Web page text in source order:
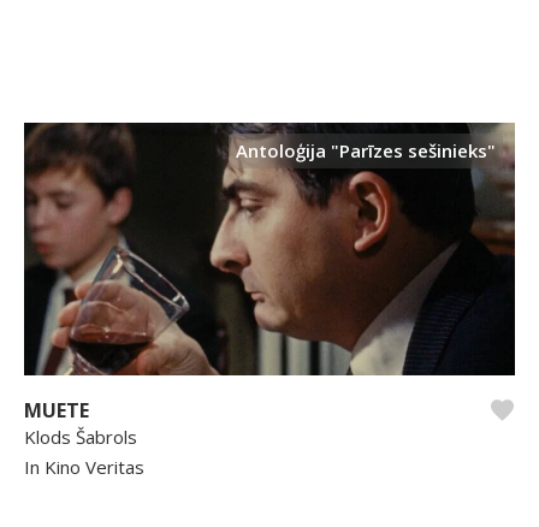
Antoloģija "Parīzes sešinieks"
MUETE
Klods Šabrols
In Kino Veritas